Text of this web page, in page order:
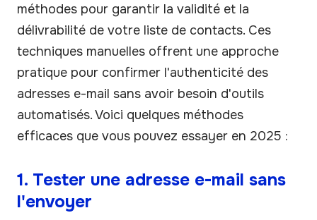
méthodes pour garantir la validité et la
délivrabilité de votre liste de contacts. Ces
techniques manuelles offrent une approche
pratique pour confirmer l'authenticité des
adresses e-mail sans avoir besoin d'outils
automatisés. Voici quelques méthodes
efficaces que vous pouvez essayer en 2025 :
1. Tester une adresse e-mail sans
l'envoyer